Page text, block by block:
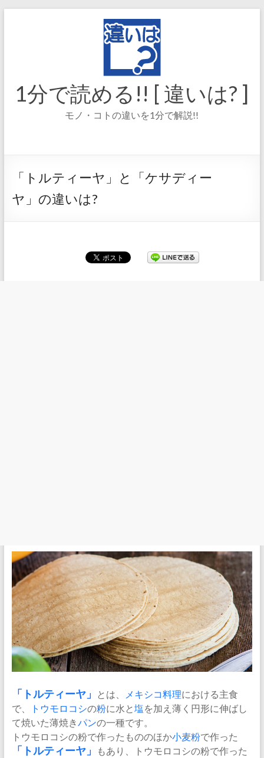
1分で読める!! [ 違いは? ]
モノ・コトの違いを1分で解説!!
「トルティーヤ」と「ケサディー
ヤ」の違いは?
「 トルティーヤ」 とは、 メキシコ料理における主食
で、
トウモロコシの粉に水と塩を加え薄く円形に伸ばし
て焼いた薄焼きパンの一種です。
トウモロコシの粉で作ったもののほか小麦粉で作った
「トルティーヤ」
もあり、トウモロコシの粉で作った